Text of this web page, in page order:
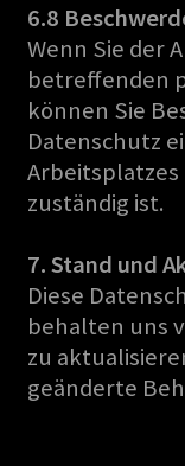
6.8
Wenn Sie der
betreffenden
können Sie
Datenschutz
zuständig ist.
7. Stand und
Diese
behalten uns
zu
geänderte